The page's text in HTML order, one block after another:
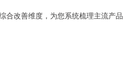
合改善维度，为您系统梳理主流产品